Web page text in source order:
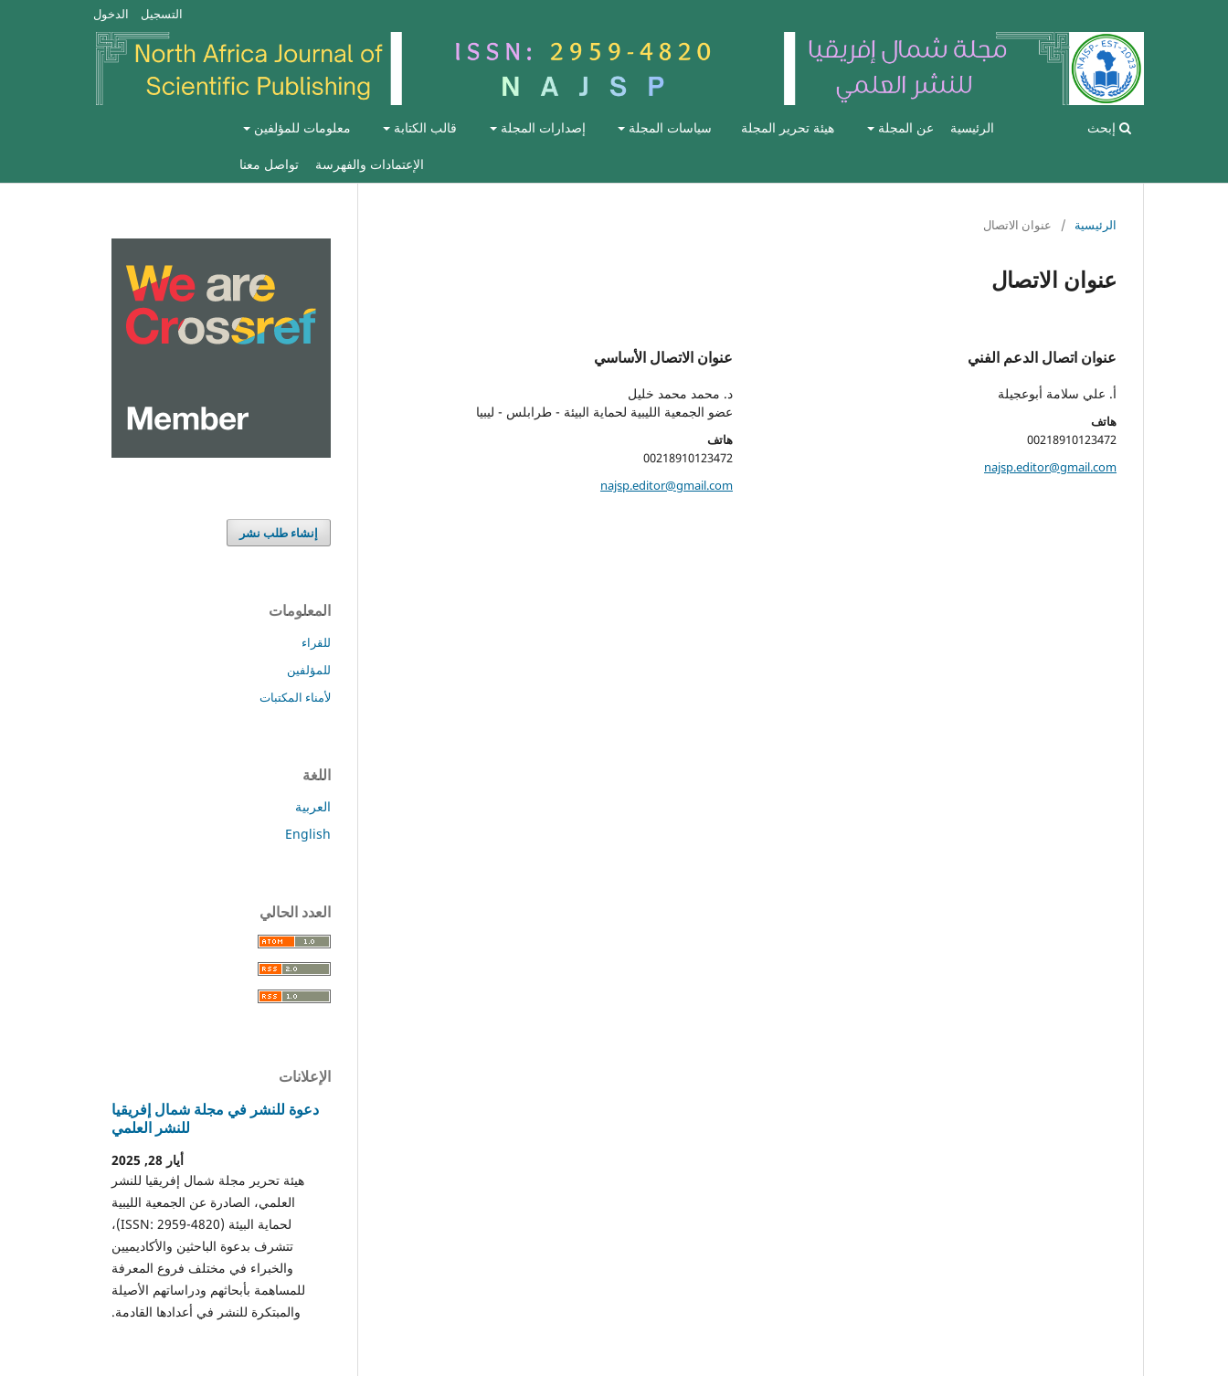
الرئيسية عن المجلة هيئة تحرير المجلة سياسات المجلة إصدارات المجلة قالب الكتابة معلومات للمؤلفين
الإعتمادات والفهرسة تواصل معنا
إبحث
التسجيل الدخول
الرئيسية / عنوان الاتصال
عنوان الاتصال
عنوان الاتصال الأساسي
د. محمد محمد خليل
عضو الجمعية الليبية لحماية البيئة - طرابلس - ليبيا
هاتف
00218910123472
najsp.editor@gmail.com
عنوان اتصال الدعم الفني
أ. علي سلامة أبوعجيلة
هاتف
00218910123472
najsp.editor@gmail.com
إنشاء طلب نشر
المعلومات
للقراء
للمؤلفين
لأمناء المكتبات
اللغة
العربية
English
العدد الحالي
الإعلانات
دعوة للنشر في مجلة شمال إفريقيا
للنشر العلمي
أيار 28, 2025
هيئة تحرير مجلة شمال إفريقيا للنشر
العلمي، الصادرة عن الجمعية الليبية
لحماية البيئة (ISSN: 2959-4820)،
تتشرف بدعوة الباحثين والأكاديميين
والخبراء في مختلف فروع المعرفة
للمساهمة بأبحاثهم ودراساتهم الأصيلة
والمبتكرة للنشر في أعدادها القادمة.